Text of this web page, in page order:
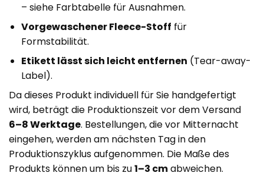
– siehe Farbtabelle für Ausnahmen.
Vorgewaschener Fleece-Stoff für
Formstabilität.
Etikett lässt sich leicht entfernen (Tear-away-
Label).
Da dieses Produkt individuell für Sie handgefertigt
wird, beträgt die Produktionszeit vor dem Versand
6–8 Werktage. Bestellungen, die vor Mitternacht
eingehen, werden am nächsten Tag in den
Produktionszyklus aufgenommen. Die Maße des
Produkts können um bis zu1–3 cmabweichen.